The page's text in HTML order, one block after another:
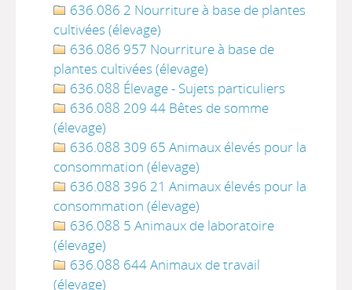
636.086 2 Nourriture à base de plantes
cultivées (élevage)
636.086 957 Nourriture à base de
plantes cultivées (élevage)
636.088 Élevage - Sujets particuliers
636.088 209 44 Bêtes de somme
(élevage)
636.088 309 65 Animaux élevés pour la
consommation (élevage)
636.088 396 21 Animaux élevés pour la
consommation (élevage)
636.088 5 Animaux de laboratoire
(élevage)
636.088 644 Animaux de travail
(élevage)